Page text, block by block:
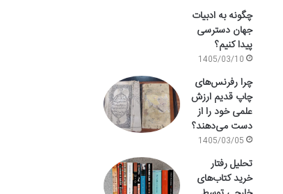
چگونه به ادبیات
جهان دسترسی
پیدا کنیم؟
1405/03/10
چرا رفرنس‌های
چاپ قدیم ارزش
علمی خود را از
دست می‌دهند؟
1405/03/05
تحلیل رفتار
خرید کتاب‌های